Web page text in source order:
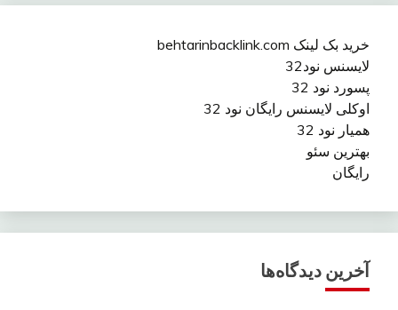
خرید بک لینک behtarinbacklink.com
لایسنس نود32
پسورد نود 32
اوکلی لایسنس رایگان نود 32
همیار نود 32
بهترین سئو
رایگان
آخرین دیدگاه‌ها